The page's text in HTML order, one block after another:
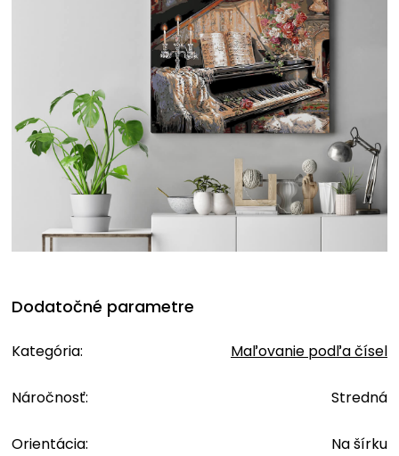
Dodatočné parametre
Kategória: Maľovanie podľa čísel
Náročnosť: Stredná
Orientácia: Na šírku